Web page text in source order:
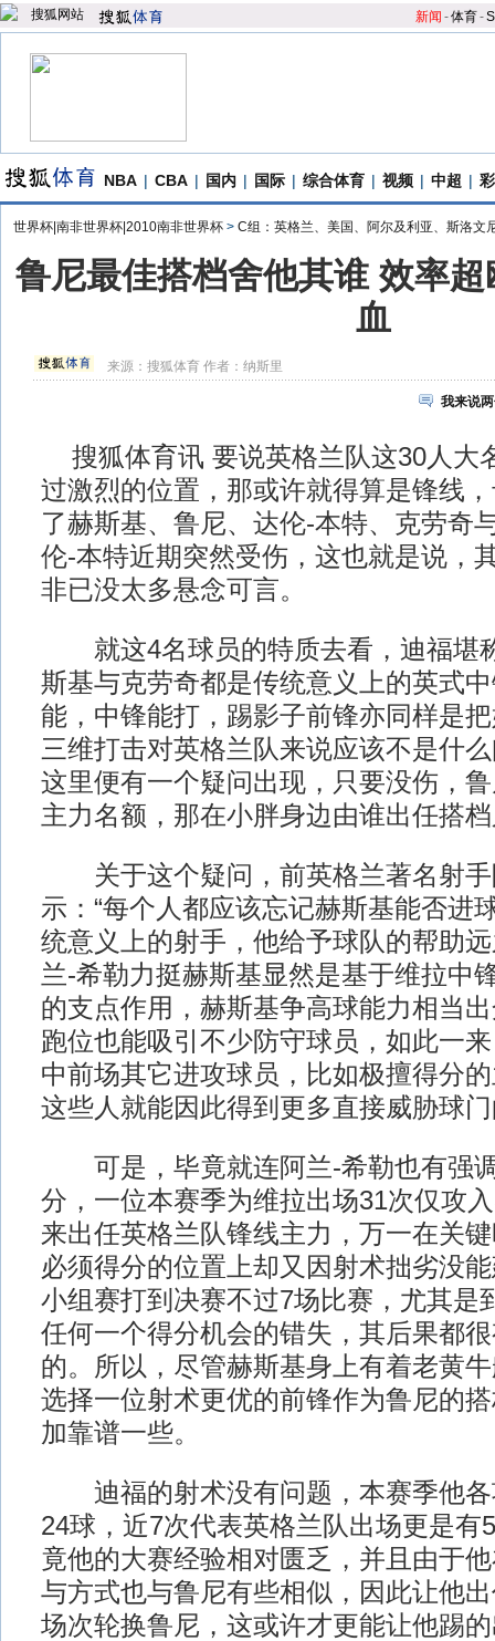
新闻 -体育-S
NBA | CBA | 国内 | 国际 | 综合体育 | 视频 | 中超 |
世界杯|南非世界杯|2010南非世界杯 > C组：英格兰、美国、阿尔及利亚、斯洛文
鲁尼最佳搭档舍他其谁 效率
血
来源：搜狐体育 作者：纳斯里
我来说
搜狐体育讯 要说英格兰队这30人大
过激烈的位置，那或许就得算是锋线
了赫斯基、鲁尼、达伦-本特、克劳奇
伦-本特近期突然受伤，这也就是说，
非已没太多悬念可言。
就这4名球员的特质去看，迪福堪
斯基与克劳奇都是传统意义上的英式
能，中锋能打，踢影子前锋亦同样是
三维打击对英格兰队来说应该不是什
这里便有一个疑问出现，只要没伤，
主力名额，那在小胖身边由谁出任搭
关于这个疑问，前英格兰著名射手
示：“每个人都应该忘记赫斯基能否进
统意义上的射手，他给予球队的帮助
兰-希勒力挺赫斯基显然是基于维拉中
的支点作用，赫斯基争高球能力相当
跑位也能吸引不少防守球员，如此一
中前场其它进攻球员，比如极擅得分
这些人就能因此得到更多直接威胁球
可是，毕竟就连阿兰-希勒也有强
分，一位本赛季为维拉出场31次仅攻
来出任英格兰队锋线主力，万一在关
必须得分的位置上却又因射术拙劣没
小组赛打到决赛不过7场比赛，尤其是
任何一个得分机会的错失，其后果都
的。所以，尽管赫斯基身上有着老黄
选择一位射术更优的前锋作为鲁尼的
加靠谱一些。
迪福的射术没有问题，本赛季他各
24球，近7次代表英格兰队出场更是有
竟他的大赛经验相对匮乏，并且由于
与方式也与鲁尼有些相似，因此让他
场次轮换鲁尼，这或许才更能让他踢